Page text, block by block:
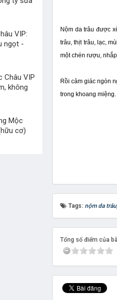
Nộm da trâu được
trâu, thịt trâu, lạc,
một chén rượu,
Rồi cảm giác ngòn
trong khoang miệng.
Tags: nộm da trâu,
Tổng số điểm của
VIP:
ngọt -
Châu VIP
không
Mộc
cơ)